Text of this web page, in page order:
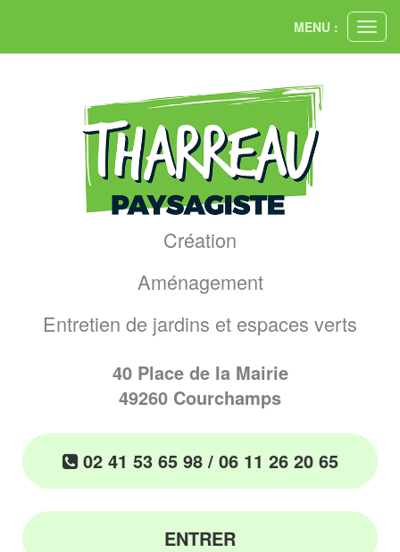
le
MENU :
Création
Aménagement
Entretien de jardins et espaces verts
40 Place de la Mairie
49260 Courchamps
02 41 53 65 98 / 06 11 26 20 65
ENTRER